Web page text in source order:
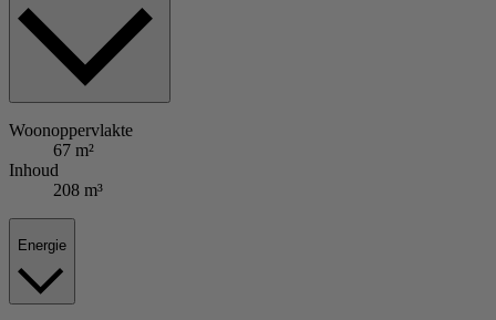
Woonoppervlakte
67 m²
Inhoud
208 m³
Energie